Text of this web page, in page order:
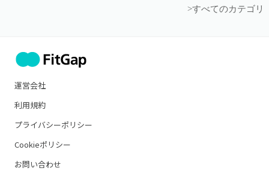
>すべてのカテゴリ
運営会社
利用規約
プライバシーポリシー
Cookieポリシー
お問い合わせ